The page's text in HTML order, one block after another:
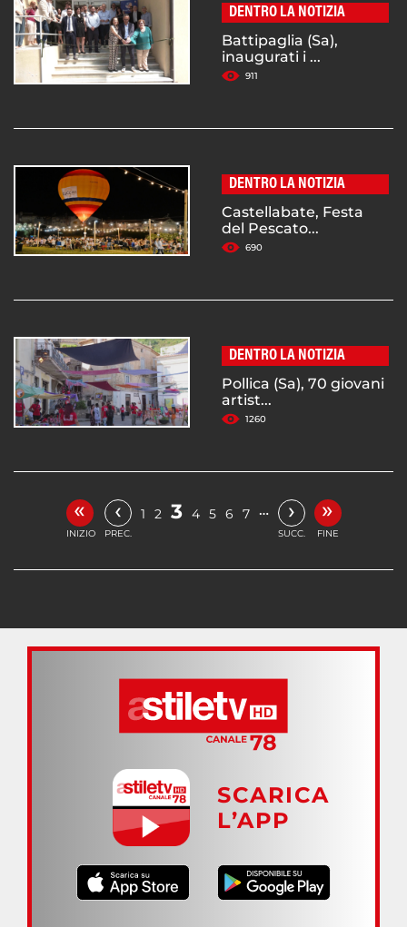
DENTRO LA NOTIZIA
Battipaglia (Sa),
inaugurati i ...
911
DENTRO LA NOTIZIA
Castellabate, Festa
del Pescato...
690
DENTRO LA NOTIZIA
Pollica (Sa), 70 giovani
artist...
1260
«
INIZIO
‹
PREC.
1 2 3 4 5 6 7 … ›
SUCC.
»
FINE
SCARICA
L’APP